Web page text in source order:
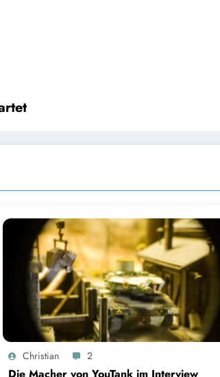
Christian 2
Die Macher von YouTank im Interview